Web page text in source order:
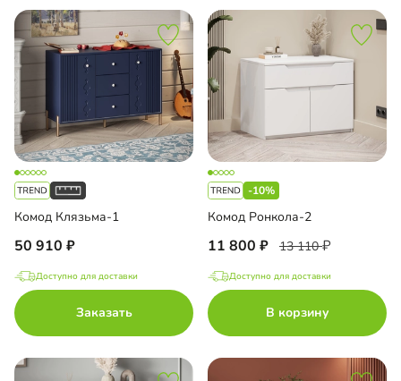
Комод Клязьма-1
50 910
Доступно для доставки
Заказать
-10%
Комод Ронкола-2
11 800 13 110
Доступно для доставки
В корзину